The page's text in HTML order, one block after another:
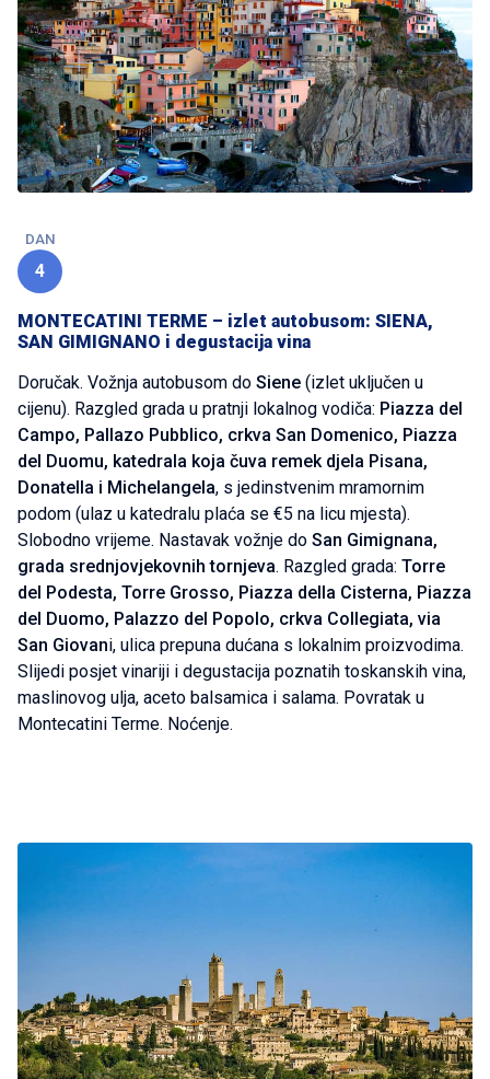
DAN
4
MONTECATINI TERME – izlet autobusom: SIENA,
SAN GIMIGNANO i degustacija vina
Doručak. Vožnja autobusom do Siene (izlet uključen u
cijenu). Razgled grada u pratnji lokalnog vodiča: Piazza del
Campo, Pallazo Pubblico, crkva San Domenico, Piazza
del Duomu, katedrala koja čuva remek djela Pisana,
Donatella i Michelangela, s jedinstvenim mramornim
podom (ulaz u katedralu plaća se €5 na licu mjesta).
Slobodno vrijeme. Nastavak vožnje do San Gimignana,
grada srednjovjekovnih tornjeva. Razgled grada: Torre
del Podesta, Torre Grosso, Piazza della Cisterna, Piazza
del Duomo, Palazzo del Popolo, crkva Collegiata, via
San Giovani, ulica prepuna dućana s lokalnim proizvodima.
Slijedi posjet vinariji i degustacija poznatih toskanskih vina,
maslinovog ulja, aceto balsamica i salama. Povratak u
Montecatini Terme. Noćenje.